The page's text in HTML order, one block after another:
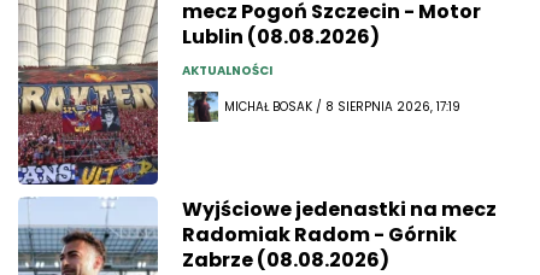
mecz Pogoń Szczecin - Motor
Lublin (08.08.2026)
AKTUALNOŚCI
MICHAŁ BOSAK / 8 SIERPNIA 2026, 17:19
Wyjściowe jedenastki na mecz
Radomiak Radom - Górnik
Zabrze (08.08.2026)